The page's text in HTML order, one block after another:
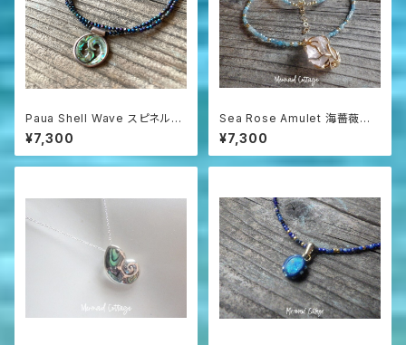
Paua Shell Wave スピネルネ
ックレス sv925
¥7,300
Sea Rose Amulet 海薔薇の
お守り ローズクォーツとアパタ
イトのネックレス
¥7,300